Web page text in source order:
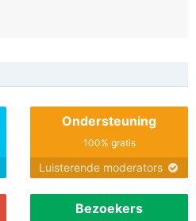
Ondersteuning
100% gratis
Luisterende moderators
Bezoekers